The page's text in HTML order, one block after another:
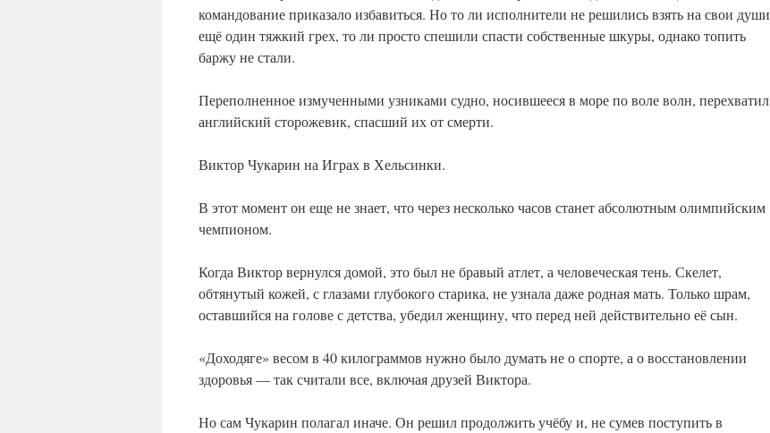
командование приказало избавиться. Но то ли исполнители не решились взять на свои души
ещё один тяжкий грех, то ли просто спешили спасти собственные шкуры, однако топить
баржу не стали.
Переполненное измученными узниками судно, носившееся в море по воле волн, перехватил
английский сторожевик, спасший их от смерти.
Виктор Чукарин на Играх в Хельсинки.
В этот момент он еще не знает, что через несколько часов станет абсолютным олимпийским
чемпионом.
Когда Виктор вернулся домой, это был не бравый атлет, а человеческая тень. Скелет,
обтянутый кожей, с глазами глубокого старика, не узнала даже родная мать. Только шрам,
оставшийся на голове с детства, убедил женщину, что перед ней действительно её сын.
«Доходяге» весом в 40 килограммов нужно было думать не о спорте, а о восстановлении
здоровья — так считали все, включая друзей Виктора.
Но сам Чукарин полагал иначе. Он решил продолжить учёбу и, не сумев поступить в